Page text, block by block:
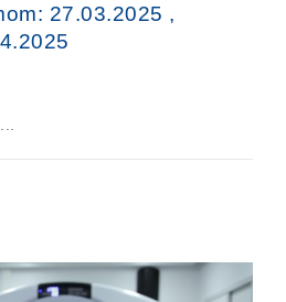
27.03.2025 ,